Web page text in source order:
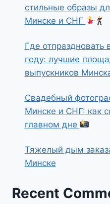
стильные образы
Минске и СНГ
Где отпраздновать
году: лучшие
выпускников
Свадебный
Минске и СНГ: как
главном дне
Тяжелый дым
Минске
Recent